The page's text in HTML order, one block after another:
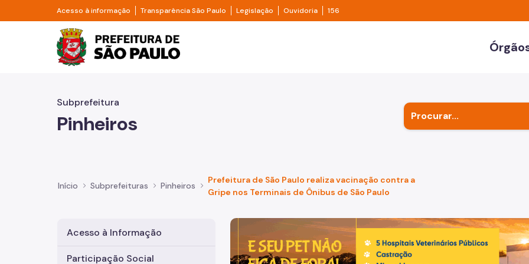
Pular para o Conteúdo principal
Acesso à informação Divisor de acesso à informação
Transparência São Paulo Divisor de transparência São Paulo
Legislação Legislação
Ouvidoria Ouvidoria
156
Prefeitura de São Paulo
Subprefeitura
Pinheiros
Início Subprefeituras Pinheiros
Prefeitura de São Paulo realiza vacinação contra a
Gripe nos Terminais de Ônibus de São Paulo
Acesso à Informação
Participação Social
Imagem de um cachorro caramelo e uma gata rajada, olhando para